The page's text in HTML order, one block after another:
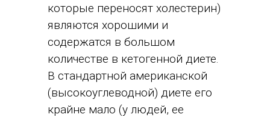
которые переносят холестерин)
являются хорошими и
содержатся в большом
количестве в кетогенной диете.
В стандартной американской
(высокоуглеводной) диете его
крайне мало (у людей, ее